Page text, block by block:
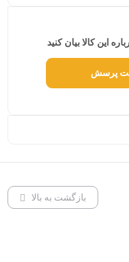
این کالا بیان کنید
پرسش
بازگشت به بالا